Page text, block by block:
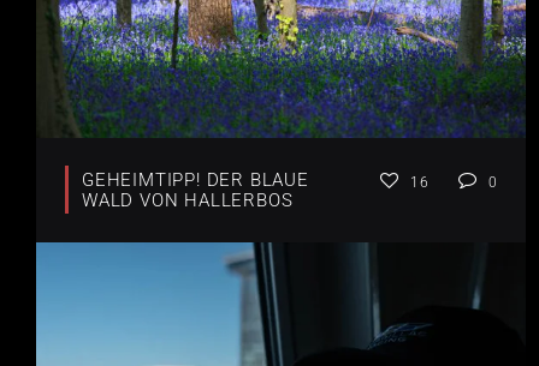
GEHEIMTIPP! DER BLAUE
WALD VON HALLERBOS
16 0